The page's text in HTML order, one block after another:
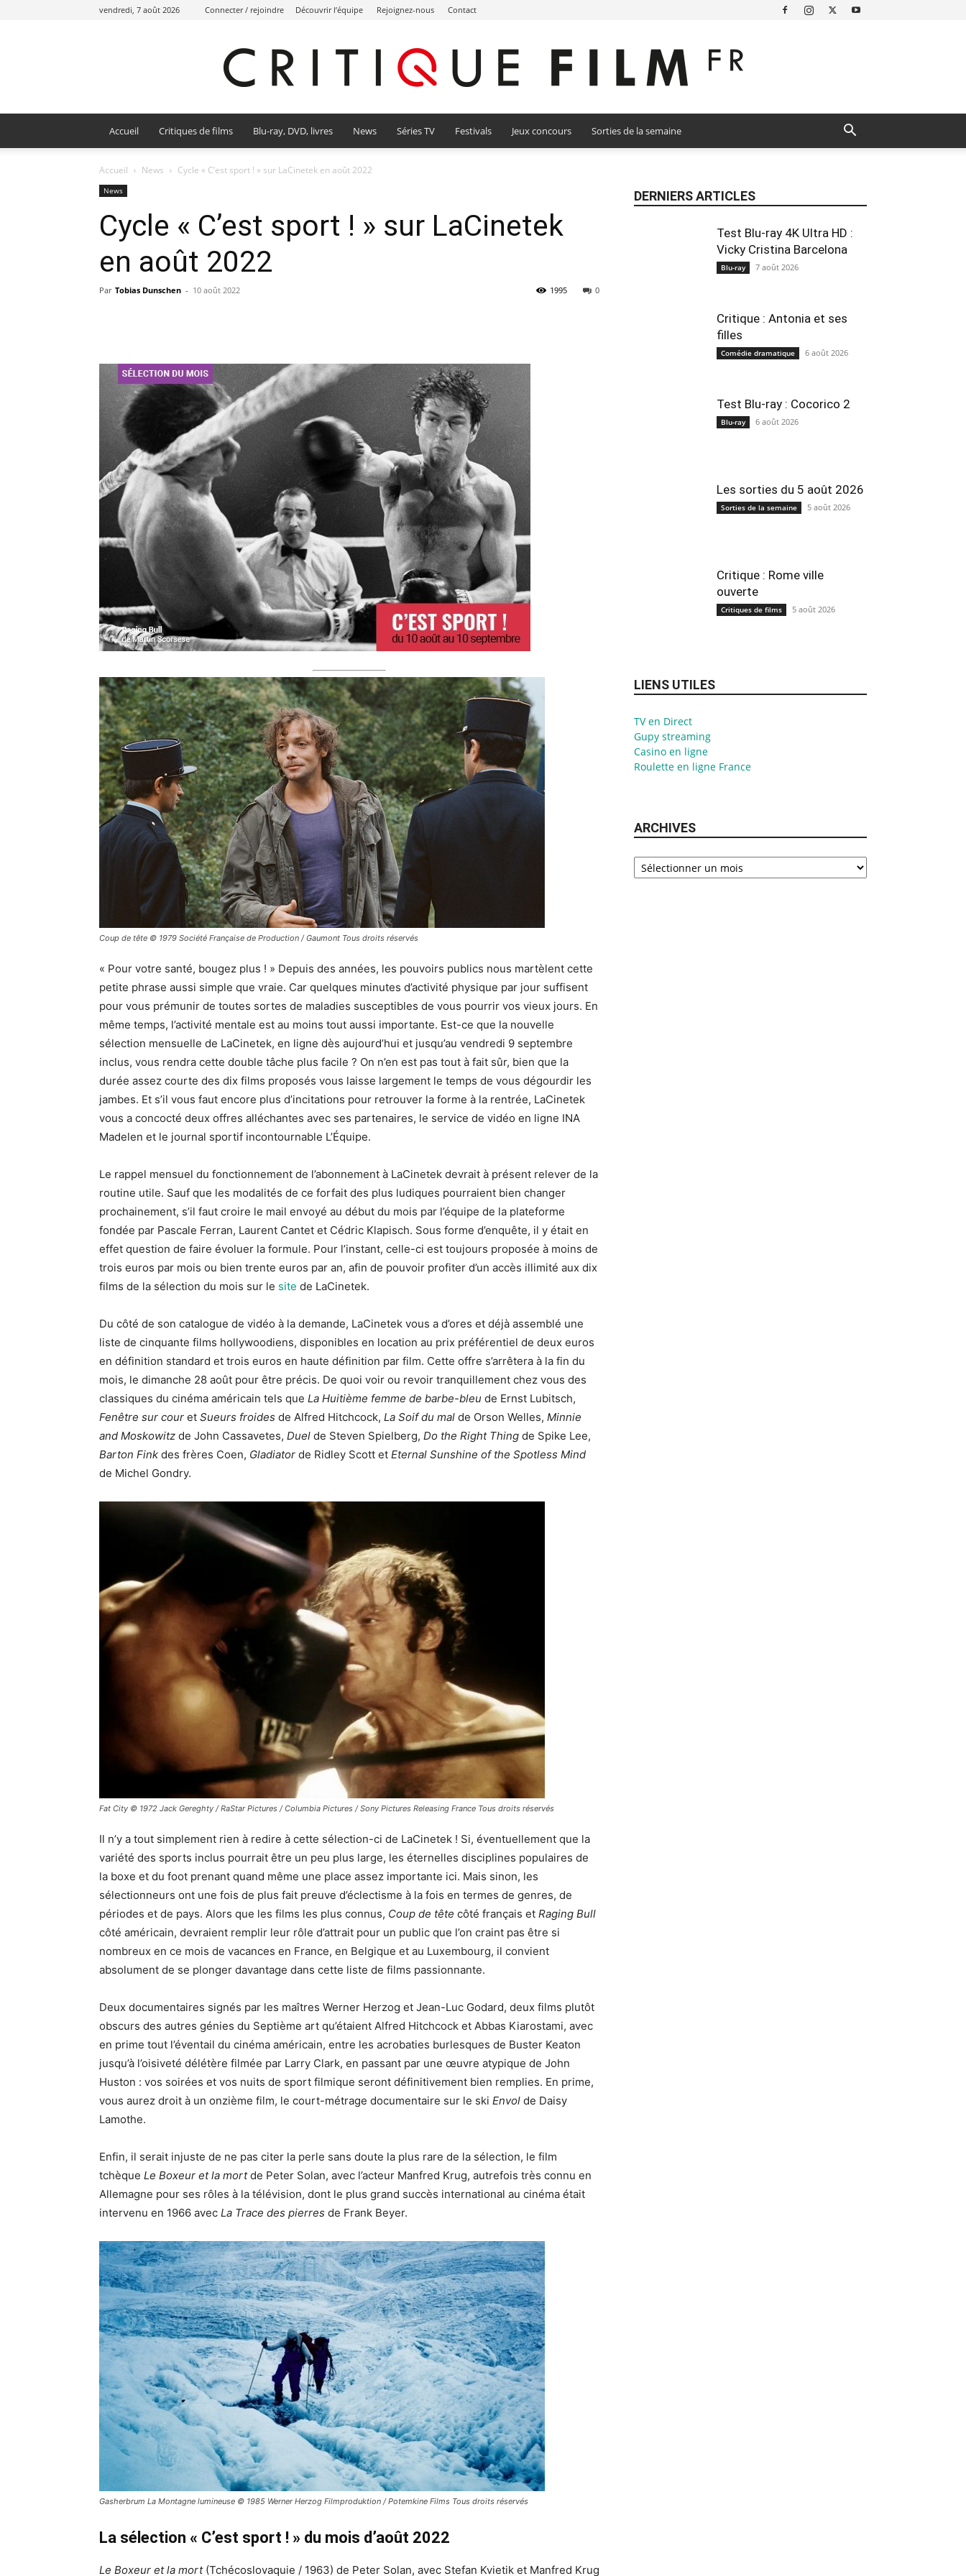
vendredi, 7 août 2026 Connecter / rejoindre Découvrir l’équipe Rejoignez-nous Contact
Accueil Critiques de films Blu-ray, DVD, livres News Séries TV Festivals Jeux concours Sorties de la semaine
Accueil News Cycle « C’est sport ! » sur LaCinetek en août 2022
News
Cycle « C’est sport ! » sur LaCinetek
en août 2022
Par Tobias Dunschen - 10 août 2022 0
1995
Coup de tête © 1979 Société Française de Production / Gaumont Tous droits réservés
« Pour votre santé, bougez plus ! » Depuis des années, les pouvoirs publics nous martèlent cette
petite phrase aussi simple que vraie. Car quelques minutes d’activité physique par jour suffisent
pour vous prémunir de toutes sortes de maladies susceptibles de vous pourrir vos vieux jours. En
même temps, l’activité mentale est au moins tout aussi importante. Est-ce que la nouvelle
sélection mensuelle de LaCinetek, en ligne dès aujourd’hui et jusqu’au vendredi 9 septembre
inclus, vous rendra cette double tâche plus facile ? On n’en est pas tout à fait sûr, bien que la
durée assez courte des dix films proposés vous laisse largement le temps de vous dégourdir les
jambes. Et s’il vous faut encore plus d’incitations pour retrouver la forme à la rentrée, LaCinetek
vous a concocté deux offres alléchantes avec ses partenaires, le service de vidéo en ligne INA
Madelen et le journal sportif incontournable L’Équipe.
Le rappel mensuel du fonctionnement de l’abonnement à LaCinetek devrait à présent relever de la
routine utile. Sauf que les modalités de ce forfait des plus ludiques pourraient bien changer
prochainement, s’il faut croire le mail envoyé au début du mois par l’équipe de la plateforme
fondée par Pascale Ferran, Laurent Cantet et Cédric Klapisch. Sous forme d’enquête, il y était en
effet question de faire évoluer la formule. Pour l’instant, celle-ci est toujours proposée à moins de
trois euros par mois ou bien trente euros par an, afin de pouvoir profiter d’un accès illimité aux dix
films de la sélection du mois sur le site de LaCinetek.
Du côté de son catalogue de vidéo à la demande, LaCinetek vous a d’ores et déjà assemblé une
liste de cinquante films hollywoodiens, disponibles en location au prix préférentiel de deux euros
en définition standard et trois euros en haute définition par film. Cette offre s’arrêtera à la fin du
mois, le dimanche 28 août pour être précis. De quoi voir ou revoir tranquillement chez vous des
classiques du cinéma américain tels que La Huitième femme de barbe-bleu de Ernst Lubitsch,
Fenêtre sur cour et Sueurs froides de Alfred Hitchcock, La Soif du mal de Orson Welles, Minnie
and Moskowitz de John Cassavetes, Duel de Steven Spielberg, Do the Right Thing de Spike Lee,
Barton Fink des frères Coen, Gladiator de Ridley Scott et Eternal Sunshine of the Spotless Mind
de Michel Gondry.
Fat City © 1972 Jack Gereghty / RaStar Pictures / Columbia Pictures / Sony Pictures Releasing France Tous droits réservés
Il n’y a tout simplement rien à redire à cette sélection-ci de LaCinetek ! Si, éventuellement que la
variété des sports inclus pourrait être un peu plus large, les éternelles disciplines populaires de
la boxe et du foot prenant quand même une place assez importante ici. Mais sinon, les
sélectionneurs ont une fois de plus fait preuve d’éclectisme à la fois en termes de genres, de
périodes et de pays. Alors que les films les plus connus, Coup de tête côté français et Raging Bull
côté américain, devraient remplir leur rôle d’attrait pour un public que l’on craint pas être si
nombreux en ce mois de vacances en France, en Belgique et au Luxembourg, il convient
absolument de se plonger davantage dans cette liste de films passionnante.
Deux documentaires signés par les maîtres Werner Herzog et Jean-Luc Godard, deux films plutôt
obscurs des autres génies du Septième art qu’étaient Alfred Hitchcock et Abbas Kiarostami, avec
en prime tout l’éventail du cinéma américain, entre les acrobaties burlesques de Buster Keaton
jusqu’à l’oisiveté délétère filmée par Larry Clark, en passant par une œuvre atypique de John
Huston : vos soirées et vos nuits de sport filmique seront définitivement bien remplies. En prime,
vous aurez droit à un onzième film, le court-métrage documentaire sur le ski Envol de Daisy
Lamothe.
Enfin, il serait injuste de ne pas citer la perle sans doute la plus rare de la sélection, le film
tchèque Le Boxeur et la mortde Peter Solan, avec l’acteur Manfred Krug, autrefois très connu en
Allemagne pour ses rôles à la télévision, dont le plus grand succès international au cinéma était
intervenu en 1966 avec La Trace des pierres de Frank Beyer.
Gasherbrum La Montagne lumineuse © 1985 Werner Herzog Filmproduktion / Potemkine Films Tous droits réservés
La sélection « C’est sport ! » du mois d’août 2022
Le Boxeur et la mort(Tchécoslovaquie / 1963) de Peter Solan, avec Stefan Kvietik et Manfred Krug
DERNIERS ARTICLES
Test Blu-ray 4K Ultra HD :
Vicky Cristina Barcelona
Blu-ray 7 août 2026
Critique : Antonia et ses
filles
Comédie dramatique 6 août 2026
Test Blu-ray : Cocorico 2
Blu-ray 6 août 2026
Les sorties du 5 août 2026
Sorties de la semaine 5 août 2026
Critique : Rome ville
ouverte
Critiques de films 5 août 2026
LIENS UTILES
TV en Direct
Gupy streaming
Casino en ligne
Roulette en ligne France
ARCHIVES
Archives